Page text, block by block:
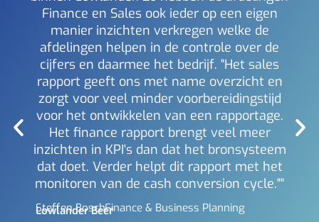
Finance en Sales ook ieder op een eigen
manier inzichten verkregen welke de
afdelingen helpen in de controle over de
cijfers en daarmee het bedrijf. "Het sales
rapport geeft ons met name overzicht en
zorgt voor veel minder voorbereidingstijd
voor het ontwikkelen van een rapportage.
Het finance rapport brengt veel meer
inzichten in KPI's dan dat het bronsysteem
dat doet. Verder helpt dit rapport met het
monitoren van de cash conversion cycle.""
Steffen Bosch -Finance & Business Planning
Lowlander Beer